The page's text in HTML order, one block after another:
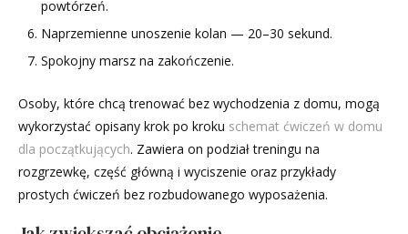
powtórzeń.
Naprzemienne unoszenie kolan — 20–30 sekund.
Spokojny marsz na zakończenie.
Osoby, które chcą trenować bez wychodzenia z domu, mogą
wykorzystać opisany krok po kroku schemat ćwiczeń w domu
dla początkujących. Zawiera on podział treningu na
rozgrzewkę, część główną i wyciszenie oraz przykłady
prostych ćwiczeń bez rozbudowanego wyposażenia.